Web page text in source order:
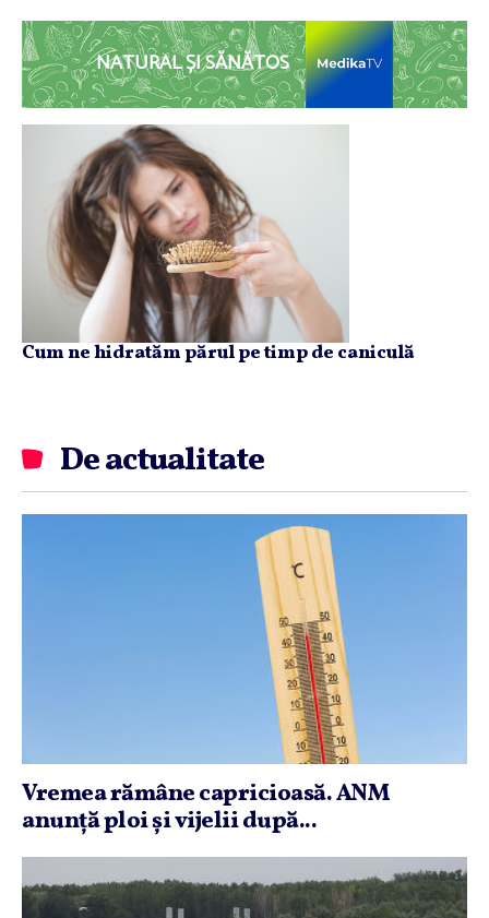
NATURAL ȘI SĂNĂTOS
Cum ne hidratăm părul pe timp de caniculă
De actualitate
Vremea rămâne capricioasă. ANM
anunţă ploi şi vijelii după...